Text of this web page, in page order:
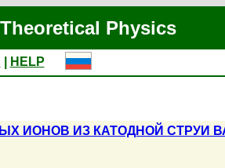
Physics
HELP
ИОНОВ ИЗ КАТОДНОЙ СТРУИ